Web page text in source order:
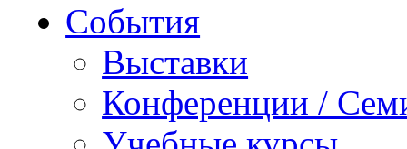
События
Выставки
Конференции /